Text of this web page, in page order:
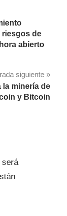
riesgos de
abierto
siguiente
la minería de
y Bitcoin
será